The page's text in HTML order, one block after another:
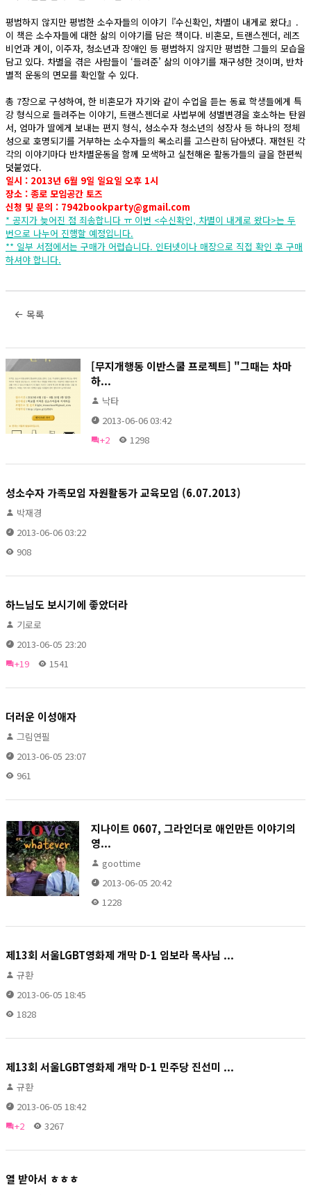
평범하지 않지만 평범한 소수자들의 이야기『수신확인, 차별이 내게로 왔다』.
이 책은 소수자들에 대한 삶의 이야기를 담은 책이다. 비혼모, 트랜스젠더, 레즈
비언과 게이, 이주자, 청소년과 장애인 등 평범하지 않지만 평범한 그들의 모습을
담고 있다. 차별을 겪은 사람들이 ‘들려준’ 삶의 이야기를 재구성한 것이며, 반차
별적 운동의 면모를 확인할 수 있다.
총 7장으로 구성하여, 한 비혼모가 자기와 같이 수업을 듣는 동료 학생들에게 특
강 형식으로 들려주는 이야기, 트랜스젠더로 사법부에 성별변경을 호소하는 탄원
서, 엄마가 딸에게 보내는 편지 형식, 성소수자 청소년의 성장사 등 하나의 정체
성으로 호명되기를 거부하는 소수자들의 목소리를 고스란히 담아냈다. 재현된 각
각의 이야기마다 반차별운동을 함께 모색하고 실천해온 활동가들의 글을 한편씩
덧붙였다.
일시 : 2013년 6월 9일 일요일 오후 1시
장소 : 종로 모임공간 토즈
신청 및 문의 : 7942bookparty@gmail.com
* 공지가 늦어진 점 죄송합니다 ㅠ 이번 <수신확인, 차별이 내게로 왔다>는 두
번으로 나누어 진행할 예정입니다.
** 일부 서점에서는 구매가 어렵습니다. 인터넷이나 매장으로 직접 확인 후 구매
하셔야 합니다.
목록
[무지개행동 이반스쿨 프로젝트] "그때는 차마
하...
낙타
2013-06-06 03:42
+2
1298
성소수자 가족모임 자원활동가 교육모임 (6.07.2013)
박재경
2013-06-06 03:22
908
하느님도 보시기에 좋았더라
기로로
2013-06-05 23:20
+19
1541
더러운 이성애자
그림연필
2013-06-05 23:07
961
지나이트 0607, 그라인더로 애인만든 이야기의
영...
goottime
2013-06-05 20:42
1228
제13회 서울LGBT영화제 개막 D-1 임보라 목사님 ...
규환
2013-06-05 18:45
1828
제13회 서울LGBT영화제 개막 D-1 민주당 진선미 ...
규환
2013-06-05 18:42
+2
3267
열 받아서 ㅎㅎㅎ